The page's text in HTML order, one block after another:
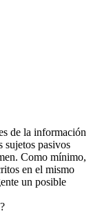
de la información
sujetos pasivos
Como mínimo,
en el mismo
un posible